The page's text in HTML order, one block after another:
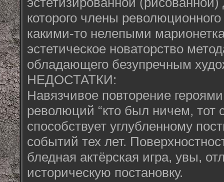
которого члены
какими-то нелепыми
эстетическое новаторство
обладающего безупречным
НЕДОСТАТКИ:
Навязчивое повторение
революций “кто был ничем, тот
способствует углубленному
событий тех лет.
бледная актёрская игра, увы,
историческую постановку.